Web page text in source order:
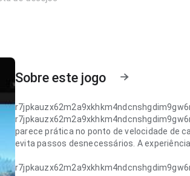
Sobre este jogo
parece prática no ponto de velocidade de
evita passos desnecessários. A